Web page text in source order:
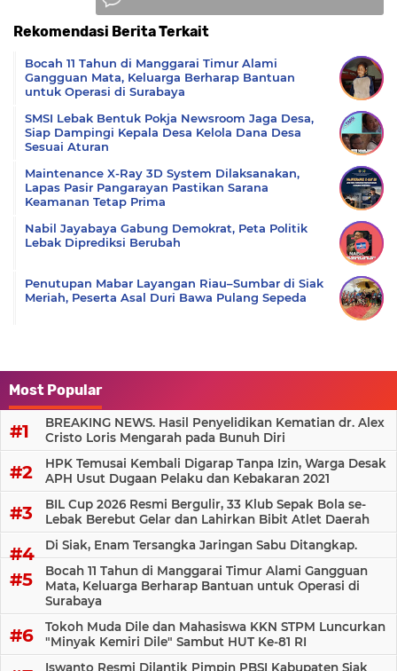
Rekomendasi Berita Terkait
Bocah 11 Tahun di Manggarai Timur Alami
Gangguan Mata, Keluarga Berharap Bantuan
untuk Operasi di Surabaya
SMSI Lebak Bentuk Pokja Newsroom Jaga Desa,
Siap Dampingi Kepala Desa Kelola Dana Desa
Sesuai Aturan
Maintenance X-Ray 3D System Dilaksanakan,
Lapas Pasir Pangarayan Pastikan Sarana
Keamanan Tetap Prima
Nabil Jayabaya Gabung Demokrat, Peta Politik
Lebak Diprediksi Berubah
Penutupan Mabar Layangan Riau–Sumbar di Siak
Meriah, Peserta Asal Duri Bawa Pulang Sepeda
Most Popular
BREAKING NEWS. Hasil Penyelidikan Kematian dr. Alex
Cristo Loris Mengarah pada Bunuh Diri
HPK Temusai Kembali Digarap Tanpa Izin, Warga Desak
APH Usut Dugaan Pelaku dan Kebakaran 2021
BIL Cup 2026 Resmi Bergulir, 33 Klub Sepak Bola se-
Lebak Berebut Gelar dan Lahirkan Bibit Atlet Daerah
Di Siak, Enam Tersangka Jaringan Sabu Ditangkap.
Bocah 11 Tahun di Manggarai Timur Alami Gangguan
Mata, Keluarga Berharap Bantuan untuk Operasi di
Surabaya
Tokoh Muda Dile dan Mahasiswa KKN STPM Luncurkan
"Minyak Kemiri Dile" Sambut HUT Ke-81 RI
Iswanto Resmi Dilantik Pimpin PBSI Kabupaten Siak